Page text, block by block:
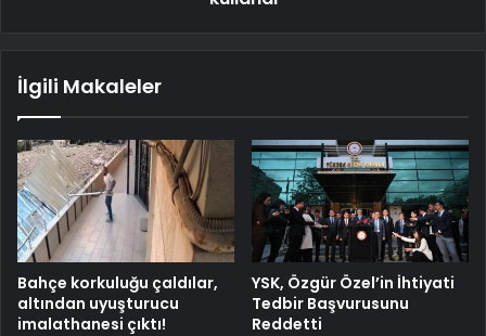
İlgili Makaleler
Bahçe korkuluğu çaldılar,
altından uyuşturucu
imalathanesi çıktı!
YSK, Özgür Özel’in İhtiyati
Tedbir Başvurusunu
Reddetti